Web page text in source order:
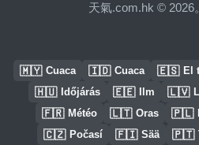
天氣.com.hk © 2026
🇲🇾 Cuaca 🇮🇩 Cuaca 🇪🇸 El
🇭🇺 Időjárás 🇪🇪 Ilm 🇱🇻
🇫🇷 Météo 🇱🇹 Oras 🇵🇱
🇨🇿 Počasí 🇫🇮 Sää 🇵🇹